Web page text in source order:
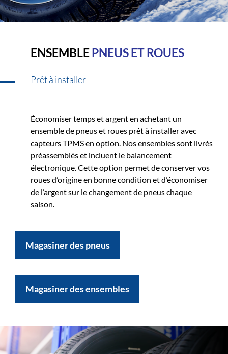
ENSEMBLEPNEUS ET ROUES
Prêt à installer
Économiser temps et argent en achetant un
ensemble de pneus et roues prêt à installer avec
capteurs TPMS en option. Nos ensembles sont livrés
préassemblés et incluent le balancement
électronique. Cette option permet de conserver vos
roues d’origine en bonne condition et d’économiser
de l’argent sur le changement de pneus chaque
saison.
Magasiner des pneus
Magasiner des ensembles